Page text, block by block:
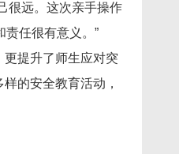
很远。这次亲手操作
任很有意义。”
提升了师生应对突
的安全教育活动，